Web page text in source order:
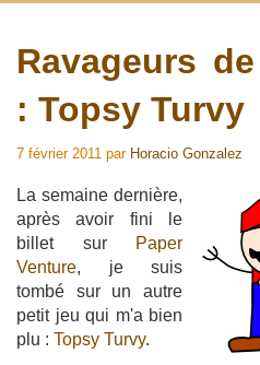
Ravageurs
: Topsy Turvy
7 février 2011 par Horacio Gonzalez
La semaine dernière,
après avoir fini le
billet sur
Paper
Venture, je suis
tombé sur un autre
petit jeu qui m'a bien
plu : Topsy Turvy.